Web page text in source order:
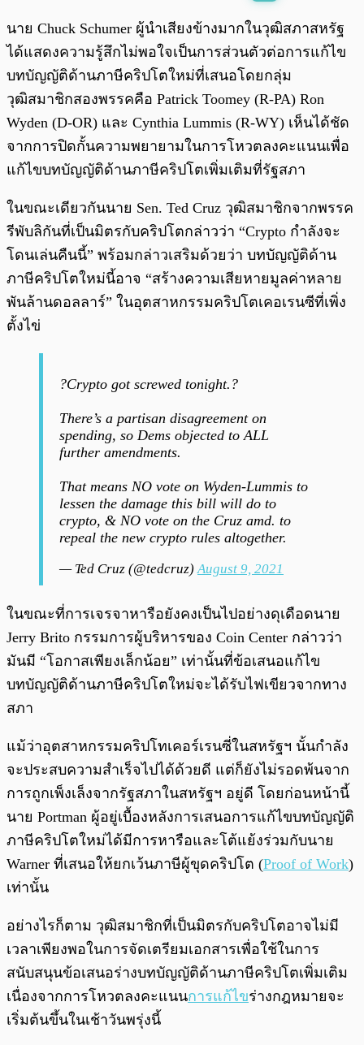
0:00
นาย Chuck Schumer ผู้นำเสียงข้างมากในวุฒิสภาสหรัฐ
ได้แสดงความรู้สึกไม่พอใจเป็นการส่วนตัวต่อการแก้ไข
บทบัญญัติด้านภาษีคริปโตใหม่ที่เสนอโดยกลุ่ม
วุฒิสมาชิกสองพรรคคือ Patrick Toomey (R-PA) Ron
Wyden (D-OR) และ Cynthia Lummis (R-WY) เห็นได้ชัด
จากการปิดกั้นความพยายามในการโหวตลงคะแนนเพื่อ
แก้ไขบทบัญญัติด้านภาษีคริปโตเพิ่มเติมที่รัฐสภา
ในขณะเดียวกันนาย Sen. Ted Cruz วุฒิสมาชิกจากพรรค
รีพับลิกันที่เป็นมิตรกับคริปโตกล่าวว่า “Crypto กำลังจะ
โดนเล่นคืนนี้” พร้อมกล่าวเสริมด้วยว่า บทบัญญัติด้าน
ภาษีคริปโตใหม่นี้อาจ “สร้างความเสียหายมูลค่าหลาย
พันล้านดอลลาร์” ในอุตสาหกรรมคริปโตเคอเรนซีที่เพิ่ง
ตั้งไข่
?Crypto got screwed tonight.?
There’s a partisan disagreement on
spending, so Dems objected to ALL
further amendments.
That means NO vote on Wyden-Lummis to
lessen the damage this bill will do to
crypto, & NO vote on the Cruz amd. to
repeal the new crypto rules altogether.
— Ted Cruz (@tedcruz)August 9, 2021
ในขณะที่การเจรจาหารือยังคงเป็นไปอย่างดุเดือดนาย
Jerry Brito กรรมการผู้บริหารของ Coin Center กล่าวว่า
มันมี “โอกาสเพียงเล็กน้อย” เท่านั้นที่ข้อเสนอแก้ไข
บทบัญญัติด้านภาษีคริปโตใหม่จะได้รับไฟเขียวจากทาง
สภา
แม้ว่าอุตสาหกรรมคริปโทเคอร์เรนซี่ในสหรัฐฯ นั้นกำลัง
จะประสบความสำเร็จไปได้ด้วยดี แต่ก็ยังไม่รอดพ้นจาก
การถูกเพ็งเล็งจากรัฐสภาในสหรัฐฯ อยู่ดี โดยก่อนหน้านี้
นาย Portman ผู้อยู่เบื้องหลังการเสนอการแก้ไขบทบัญญัติ
ภาษีคริปโตใหม่ได้มีการหารือและโต้แย้งร่วมกับนาย
Warner ที่เสนอให้ยกเว้นภาษีผู้ขุดคริปโต (Proof of Work)
เท่านั้น
อย่างไรก็ตาม วุฒิสมาชิกที่เป็นมิตรกับคริปโตอาจไม่มี
เวลาเพียงพอในการจัดเตรียมเอกสารเพื่อใช้ในการ
สนับสนุนข้อเสนอร่างบทบัญญัติด้านภาษีคริปโตเพิ่มเติม
เนื่องจากการโหวตลงคะแนนการแก้ไขร่างกฎหมายจะ
เริ่มต้นขึ้นในเช้าวันพรุ่งนี้